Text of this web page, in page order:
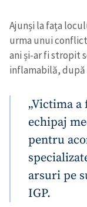
Ajunși la fața
urma unui
ani și-ar fi stropit
inflamabilă, după
„Victima
echipaj
pentru
arsuri pe
IGP.